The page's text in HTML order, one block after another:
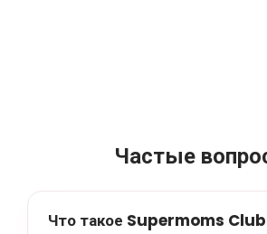
Частые
Что такое Supermoms